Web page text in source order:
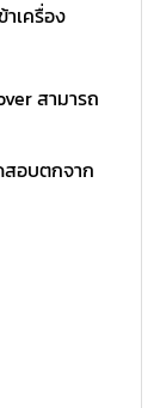
เครื่อง
สามารถ
สอบตกจาก